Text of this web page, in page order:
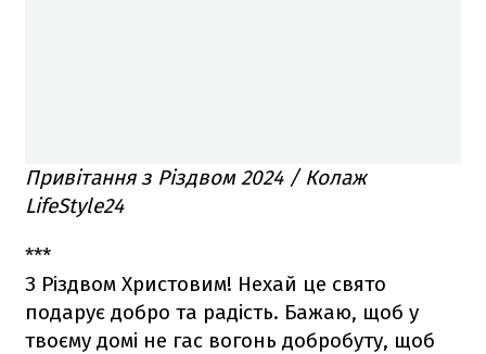
Привітання з Різдвом 2024 / Колаж
LifeStyle24
***
З Різдвом Христовим! Нехай це свято
подарує добро та радість. Бажаю, щоб у
твоєму домі не гас вогонь добробуту, щоб